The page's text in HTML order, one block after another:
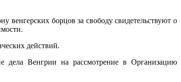
венгерских борцов за свободу свидетельствуют о
действий.
дела Венгрии на рассмотрение в Организацию